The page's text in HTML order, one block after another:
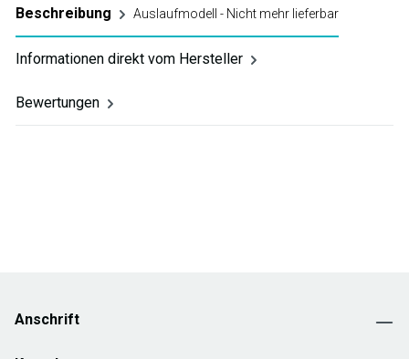
Beschreibung Auslaufmodell - Nicht mehr lieferbar
Informationen direkt vom Hersteller
Bewertungen
Anschrift